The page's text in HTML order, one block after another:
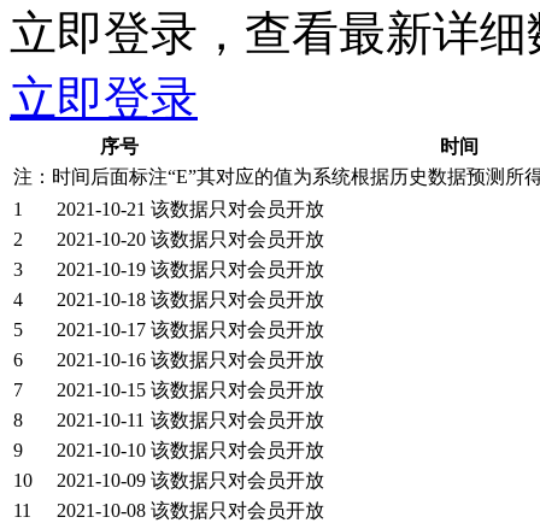
立即登录，查看最新详细
立即登录
序号
时间
注：时间后面标注“E”其对应的值为系统根据历史数据预测所
1
2021-10-21 该数据只对会员开放
2
2021-10-20 该数据只对会员开放
3
2021-10-19 该数据只对会员开放
4
2021-10-18 该数据只对会员开放
5
2021-10-17 该数据只对会员开放
6
2021-10-16 该数据只对会员开放
7
2021-10-15 该数据只对会员开放
8
2021-10-11 该数据只对会员开放
9
2021-10-10 该数据只对会员开放
10
2021-10-09 该数据只对会员开放
11
2021-10-08 该数据只对会员开放